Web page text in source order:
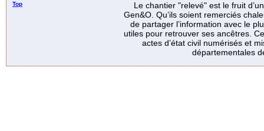
Top
Le chantier "relevé" est le fruit
Gen&O. Qu’ils soient remerciés
de partager l’information avec le
utiles pour retrouver ses ancêtres.
actes d’état civil numérisés et
départementales